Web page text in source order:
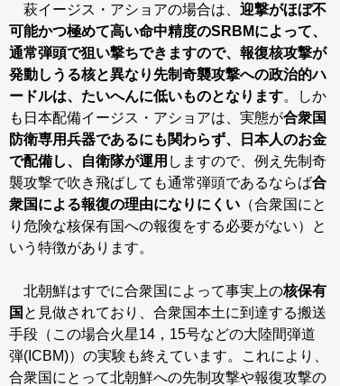
萩イージス・アショアの場合は、 迎撃がほぼ不
可能かつ極めて高い命中精度のSRBMによって、
通常弾頭で狙い撃ちできますので、報復核攻撃が
発動しうる核と異なり先制奇襲攻撃への政治的ハ
ードルは、たいへんに低いものとなります。しか
も日本配備イージス・アショアは、実態が合衆国
防衛専用兵器であるにも関わらず、日本人のお金
で配備し、自衛隊が運用 しますので、例え先制奇
襲攻撃で吹き飛ばしても通常弾頭であるならば合
衆国による報復の理由になりにくい （合衆国にと
り危険な核保有国への報復をする必要がない）と
いう特徴があります。
北朝鮮はすでに合衆国によって事実上の核保有
国 と見做されており、合衆国本土に到達する搬送
手段（この場合火星14，15号などの大陸間弾道
弾(ICBM)）の実験も終えています。これにより、
合衆国にとって北朝鮮への先制攻撃や報復攻撃の